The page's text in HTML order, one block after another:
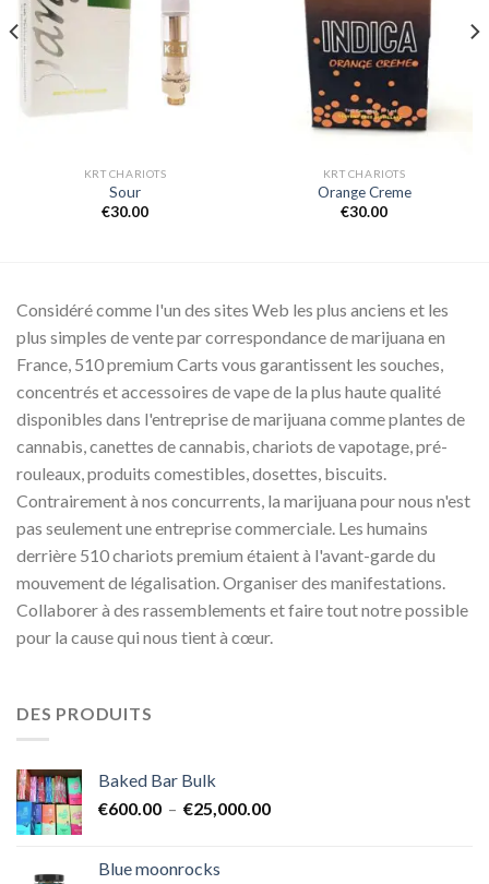
KRT CHARIOTS
Sour
€30.00
KRT CHARIOTS
Orange Creme
€30.00
Considéré comme l'un des sites Web les plus anciens et les
plus simples de vente par correspondance de marijuana en
France, 510 premium Carts vous garantissent les souches,
concentrés et accessoires de vape de la plus haute qualité
disponibles dans l'entreprise de marijuana comme plantes de
cannabis, canettes de cannabis, chariots de vapotage, pré-
rouleaux, produits comestibles, dosettes, biscuits.
Contrairement à nos concurrents, la marijuana pour nous n'est
pas seulement une entreprise commerciale. Les humains
derrière 510 chariots premium étaient à l'avant-garde du
mouvement de légalisation. Organiser des manifestations.
Collaborer à des rassemblements et faire tout notre possible
pour la cause qui nous tient à cœur.
DES PRODUITS
Baked Bar Bulk
€600.00 – €25,000.00Plage
Blue moonrocks